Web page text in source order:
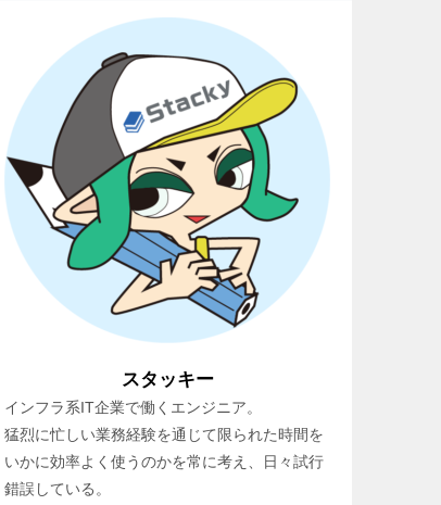
スタッキー
インフラ系IT企業で働くエンジニア。
猛烈に忙しい業務経験を通じて限られた時間を
いかに効率よく使うのかを常に考え、日々試行
錯誤している。